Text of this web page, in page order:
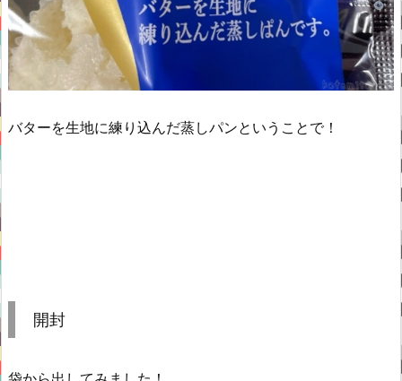
バターを生地に練り込んだ蒸しパンということで！
開封